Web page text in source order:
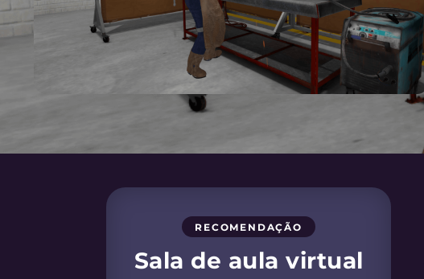
RECOMENDAÇÃO
Sala de aula virtual